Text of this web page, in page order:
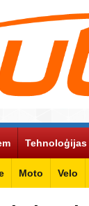
Moto Velo
Tehnoloģijas